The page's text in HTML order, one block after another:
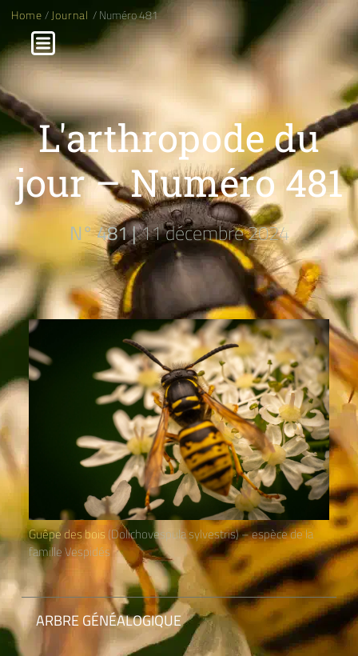
Home/Journal / Numéro 481
L'arthropode du
jour – Numéro 481
N° 481 |11 décembre 2024
Guêpe des bois (Dolichovespula sylvestris) – espèce de la
famille Vespidés
ARBRE GÉNÉALOGIQUE